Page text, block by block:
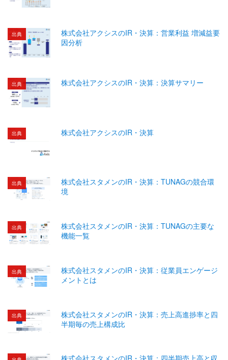
出典
株式会社アクシスのIR・決算：営業利益 増減益要
因分析
出典 株式会社アクシスのIR・決算：決算サマリー
出典 株式会社アクシスのIR・決算
出典
株式会社スタメンのIR・決算：TUNAGの競合環
境
出典
株式会社スタメンのIR・決算：TUNAGの主要な
機能一覧
出典
株式会社スタメンのIR・決算：従業員エンゲージ
メントとは
出典
株式会社スタメンのIR・決算：売上高進捗率と四
半期毎の売上構成比